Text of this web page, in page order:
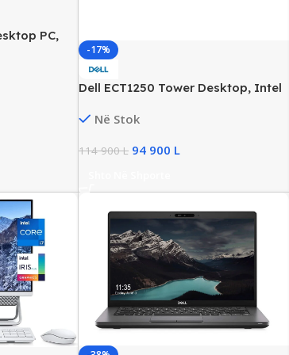
PC,
New
-17%
Dell ECT1250 Tower Desktop, Intel
SSD NVMe, Intel UHD, WIN11, New
Në Stok
114 900L 94 900 L